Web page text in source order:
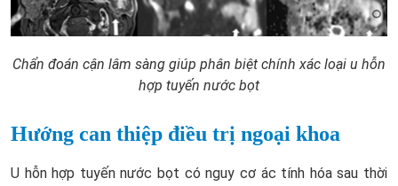
Chẩn đoán cận lâm sàng giúp phân biệt chính xác loại u hỗn
hợp tuyến nước bọt
Hướng can thiệp điều trị ngoại khoa
U hỗn hợp tuyến nước bọt có nguy cơ ác tính hóa sau thời